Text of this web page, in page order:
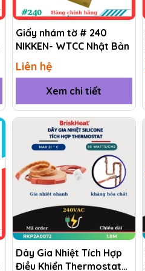
Giấy nhám tờ # 240
NIKKEN- WTCC Nhật Bản
Liên hệ
Xem chi tiết
Dây Gia Nhiệt Tích Hợp
Điều Khiển Thermostat